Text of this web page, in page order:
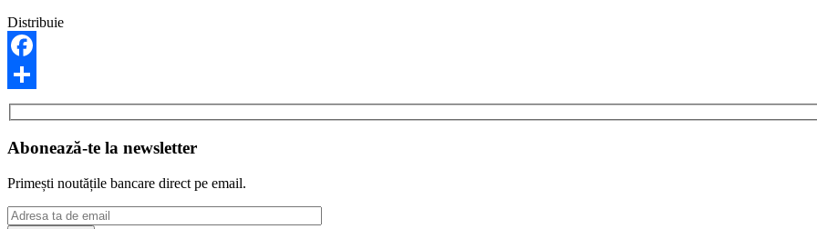
Distribuie
Facebook
Share
Abonează-te la newsletter
Primești noutățile bancare direct pe email.